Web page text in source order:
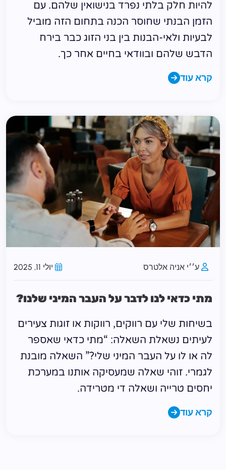
להיות חלק בלתי נפרד בנישואין שלהם. עם
הזמן הבנתי שחוסר הכנה בתחום הזה מוביל
לבעיות ולאי-הבנות בין בני הזוג כבר בירח
הדבש שלהם ובוודאי בחיים אחר כך.
קרא עוד
ע׳׳י אניה אלטרס יולי 11, 2025
מתי כדאי לנו לדבר על העבר המיני שלנו?
בשיחות שלי עם רווקים, רווקות או זוגות צעירים
לעיתים נשאלת השאלה: “מתי כדאי שאספר
לה או לו על העבר המיני שלי?” השאלה מובנת
לגמרי. זוהי שאלה שמעסיקה אותנו במערכת
יחסים טרייה ושאלה די מטרידה.
קרא עוד